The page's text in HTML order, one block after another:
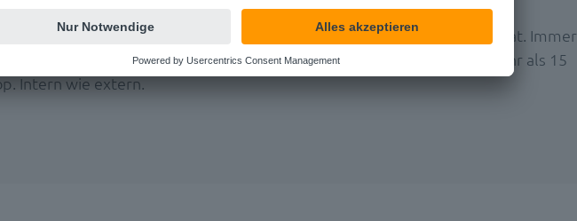
kommunizieren. Diese Maxime hatStefan Olschewski, Principal
und Moderator, als Leitmotto verinnerlicht – beruflich wie privat. Immer
analog, in Texten, Videos und auf der Bühne, repräsentiert er seit mehr als 15
Intern wie extern.